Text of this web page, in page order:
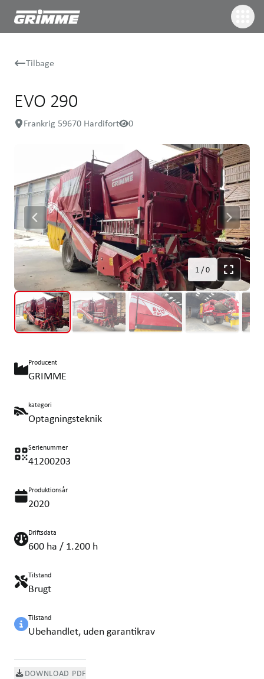
Tilbage
EVO 290
Frankrig 59670 Hardifort 0
1/0
Producent
GRIMME
kategori
Optagningsteknik
Serienummer
41200203
Produktionsår
2020
Driftsdata
600 ha / 1.200 h
Tilstand
Brugt
Tilstand
Ubehandlet, uden garantikrav
DOWNLOAD PDF